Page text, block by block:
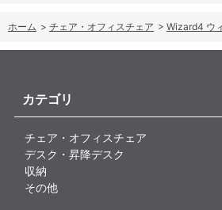
ホーム > チェア・オフィスチェア > Wizard4 ウ
カテゴリ
チェア・オフィスチェア
デスク・昇降デスク
収納
その他